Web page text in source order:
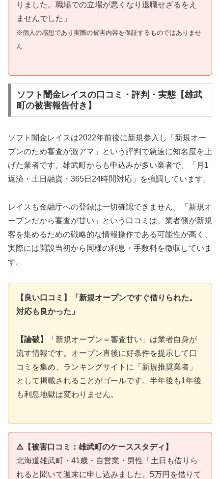
りました。職場での立場が悪くなり退職せざるをえ
ませんでした」
※個人の感想であり実際の被害内容を保証するものではありませ
ん
ソフト闇金レイスの口コミ・評判・実態【雄武
町の被害報告付き】
ソフト闇金レイスは2022年前後に新規参入し「新規オー
プンのため審査が激アマ」という評判で急速に知名度を上
げた業者です。雄武町からも申込みが多い業者で、「月1
返済・土日融資・365日24時間対応」を強調しています。
レイスも金融庁への登録は一切確認できません。「新規オ
ープンだから審査が甘い」という口コミは、業者側が新規
客を集めるための戦略的な情報操作である可能性が高く、
実際には開設当初から同様の利息・手数料を徴収していま
す。
【良い口コミ】「新規オープンですぐ借りられた。
対応も良かった」
【論破】
「新規オープン＝審査甘い」は業者自身が
流す情報です。オープン直後に好条件を提示して口
コミを集め、ランキングサイトに「新規推奨業者」
として掲載されることがゴールです。半年後も1年後
も利息地獄は変わりません。
⚠️【被害口コミ：雄武町のケーススタディ】
北海道雄武町・41歳・自営業・男性「土日も借りら
れると聞いて週末に申し込みました。5万円を借りて